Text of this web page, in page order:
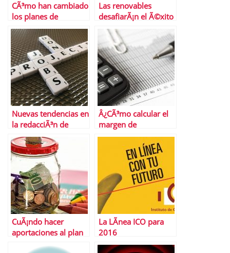
CÃ³mo han cambiado
los planes de
transporte en
Semana Santa las
restricciones
Las renovables
desafiarÃ¡n el Ã©xito
del gas natural a
largo plazo
Nuevas tendencias en
la redacciÃ³n de
curriculums que
debes conocer
Â¿CÃ³mo calcular el
margen de
contribuciÃ³n?
CuÃ¡ndo hacer
aportaciones al plan
La LÃ­nea ICO para
2016